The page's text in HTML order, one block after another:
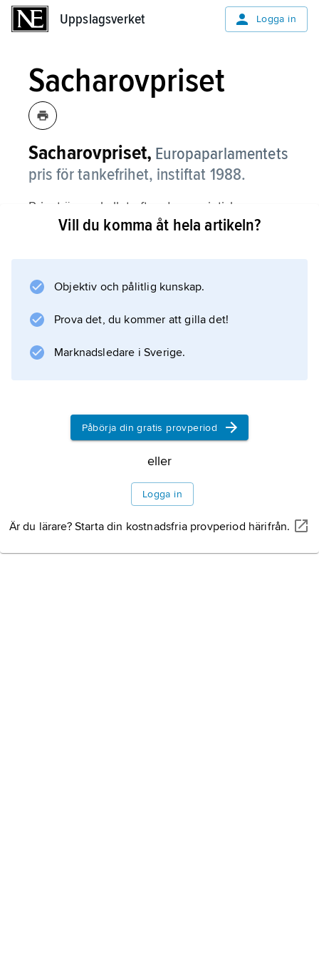
Uppslagsverket Logga in
Sacharovpriset
Sacharovpriset, Europaparlamentets
pris för tankefrihet, instiftat 1988.
Priset är uppkallat efter den sovjetiske
vetenskapsmannen, dissidenten och
och utdelas årligen. Prissumman utgörs av
organisationer som utmärkt sig i sitt arbete för
Information om artikeln
Vill du komma åt hela artikeln?
Objektiv och pålitlig kunskap.
Prova det, du kommer att gilla det!
Marknadsledare i Sverige.
Påbörja din gratis provperiod
eller
Logga in
Är du lärare? Starta din kostnadsfria provperiod härifrån.